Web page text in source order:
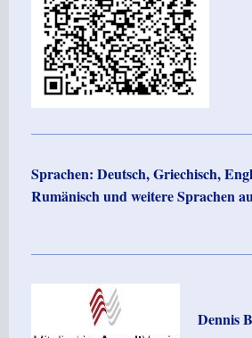
Sprachen: Deutsch, Griechisch,
Rumänisch und weitere Sprachen
Dennis